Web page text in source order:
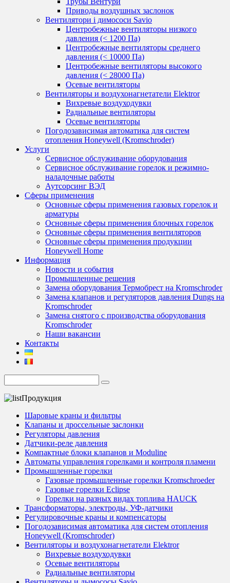
Приводы воздушных заслонок
Вентилятори і димососи Savio
Центробежные вентиляторы низкого
давления (< 1200 Па)
Центробежные вентиляторы среднего
давления (< 10000 Па)
Центробежные вентиляторы высокого
давления (< 28000 Па)
Осевые вентиляторы
Вентиляторы и воздухонагнетатели Elektror
Вихревые воздуходувки
Радиальные вентиляторы
Осевые вентиляторы
Погодозависимая автоматика для систем
отопления Honeywell (Kromschroder)
Услуги
Сервисное обслуживание оборудования
Сервисное обслуживание горелок и режимно-
наладочные работы
Аутсорсинг ВЭД
Сферы применения
Основные сферы применения газовых горелок и
арматуры
Основные сферы применения блочных горелок
Основные сферы применения вентиляторов
Основные сферы применения продукции
Honeywell Home
Информация
Новости и события
Промышленные решения
Замена оборудования Термобрест на Kromschroder
Замена клапанов и регуляторов давления Dungs на
Kromschroder
Замена снятого с производства оборудования
Kromschroder
Наши вакансии
Контакты
Продукция
Шаровые краны и фильтры
Клапаны и дроссельные заслонки
Регуляторы давления
Датчики-реле давления
Компактные блоки клапанов и Moduline
Автоматы управления горелками и контроля пламени
Промышленные горелки
Газовые промышленные горелки Kromschroeder
Газовые горелки Eclipse
Горелки на разных видах топлива HAUCK
Трансформаторы, электроды, УФ-датчики
Регулировочные краны и компенсаторы
Погодозависимая автоматика для систем отопления
Honeywell (Kromschroder)
Вентиляторы и воздухонагнетатели Elektror
Вихревые воздуходувки
Осевые вентиляторы
Радиальные вентиляторы